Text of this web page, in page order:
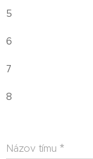
5
6
7
8
Názov tímu